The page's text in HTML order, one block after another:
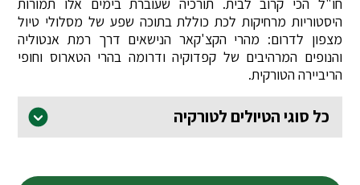
חו"ל הכי קרוב לבית. תורכיה שעוברת בימים אלו תמורות
היסטוריות מרחיקות לכת כוללת בתוכה שפע של מסלולי טיול
מצפון לדרום: מהרי הקצ'קאר הנישאים דרך רמת אנטוליה
והנופים המרהיבים של קפדוקיה ודרומה בהרי הטארוס וחופי
הריביירה הטורקית.
כל סוגי הטיולים לטורקיה